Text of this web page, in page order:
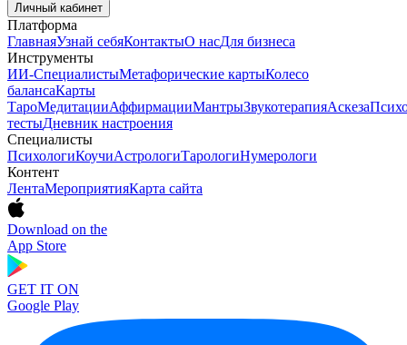
Личный кабинет
Платформа
ГлавнаяУзнай себяКонтактыО насДля бизнеса
Инструменты
ИИ-СпециалистыМетафорические картыКолесо
балансаКарты
ТароМедитацииАффирмацииМантрыЗвукотерапияАскеза
тестыДневник настроения
Специалисты
ПсихологиКоучиАстрологиТарологиНумерологи
Контент
ЛентаМероприятияКарта сайта
Download on the
App Store
GET IT ON
Google Play